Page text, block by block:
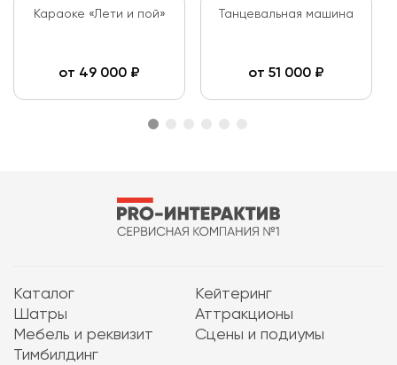
Караоке «Лети и пой»
от 49 000 ₽
Танцевальная машина
от 51 000 ₽
Каталог
Кейтеринг
Шатры
Аттракционы
Мебель и реквизит
Сцены и подиумы
Тимбилдинг